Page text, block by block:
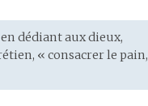
dédiant aux dieux,
, « consacrer le pain,